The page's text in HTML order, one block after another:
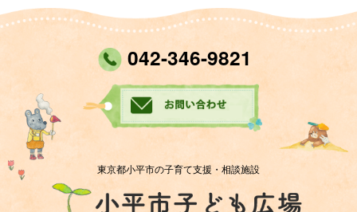
042-346-9821
東京都小平市の子育て支援・相談施設